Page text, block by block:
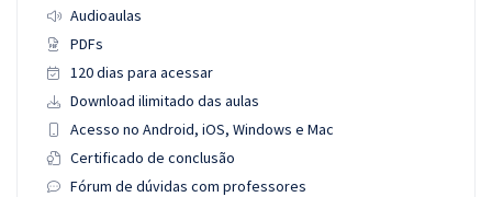
Audioaulas
PDFs
120 dias para acessar
Download ilimitado das aulas
Acesso no Android, iOS, Windows e Mac
Certificado de conclusão
Fórum de dúvidas com professores